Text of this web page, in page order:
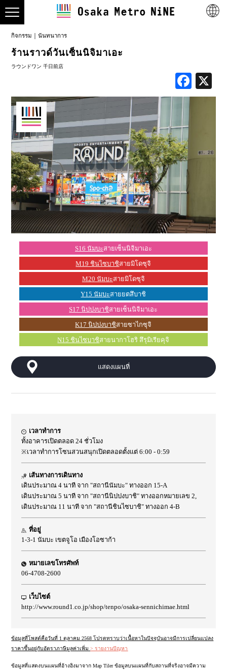
กิจกรรม นันทนาการ
ร้านราวด์วันเซ็นนิจิมาเอะ
ラウンドワン 千日前店
S16 นัมบะสายเซ็นนิจิมาเอะ
M19 ชินไซบาชิสายมิโดซุจิ
M20 นัมบะสายมิโดซุจิ
Y15 นัมบะสายยตสึบาชิ
S17 นิปปงบาชิสายเซ็นนิจิมาเอะ
K17 นิปปงบาชิสายซาไกซุจิ
N15 ชินไซบาชิสายนากาโฮริ สึรุมิเรียคุจิ
แสดงแผนที่
เวลาทำการ
ทั้งอาคารเปิดตลอด 24 ชั่วโมง
※เวลาทำการโซนสวนสนุกเปิดตลอดตั้งแต่ 6:00 - 0:59
เส้นทางการเดินทาง
เดินประมาณ 4 นาที จาก "สถานีนัมบะ" ทางออก 15-A
เดินประมาณ 5 นาที จาก "สถานีนิปปงบาชิ" ทางออกหมายเลข 2,
เดินประมาณ 11 นาที จาก "สถานีชินไซบาชิ" ทางออก 4-B
ที่อยู่
1-3-1 นัมบะ เขตจูโอ เมืองโอซาก้า
หมายเลขโทรศัพท์
06-4708-2600
เว็บไซต์
http://www.round1.co.jp/shop/tenpo/osaka-sennichimae.html
ข้อมูลที่โพสต์คือวันที่ 1 ตุลาคม 2568 โปรดทราบว่าเนื้อหาในปัจจุบันอาจมีการเปลี่ยนแปลง
ราคาขึ้นอยู่กับอัตราภาษีมูลค่าเพิ่ม> รายงานปัญหา
ข้อมูลที่แสดงบนแผนที่อ้างอิงมาจาก Map Tiler ข้อมูลบนแผนที่กับสถานที่จริงอาจมีความ